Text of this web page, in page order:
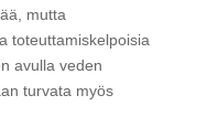
mutta
toteuttamiskelpoisia
avulla veden
turvata myös